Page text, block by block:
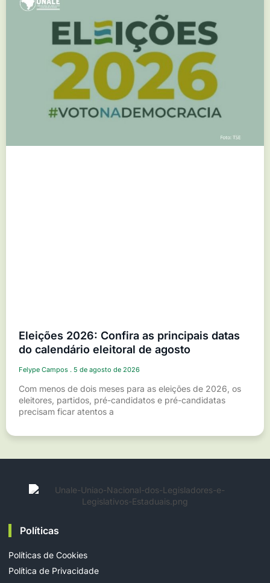
Eleições 2026: Confira as principais datas
do calendário eleitoral de agosto
Felype Campos 5 de agosto de 2026
Com menos de dois meses para as eleições de 2026, os
eleitores, partidos, pré-candidatos e pré-candidatas
precisam ficar atentos a
Políticas
Políticas de Cookies
Política de Privacidade